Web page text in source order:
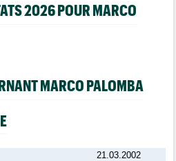
2026 POUR MARCO
MARCO PALOMBA
21.03.2002